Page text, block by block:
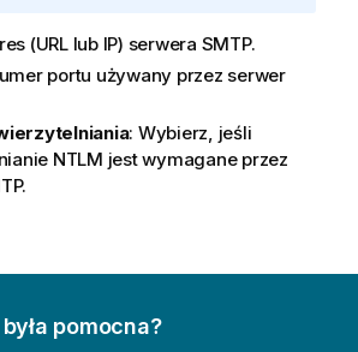
(URL lub IP) serwera SMTP.
portu używany przez serwer
: Wybierz, jeśli
NTLM jest wymagane przez
pomocna?